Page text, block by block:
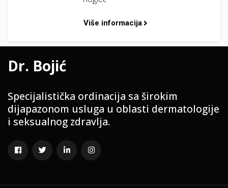
Više informacija
Dr. Bojić
Specijalistička ordinacija sa širokim
dijapazonom usluga u oblasti dermatologije
i seksualnog zdravlja.